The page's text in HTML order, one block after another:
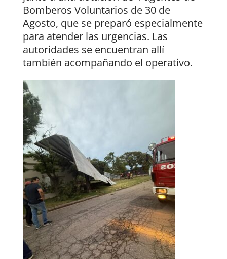
Bomberos Voluntarios de 30 de
Agosto, que se preparó especialmente
para atender las urgencias. Las
autoridades se encuentran allí
también acompañando el operativo.